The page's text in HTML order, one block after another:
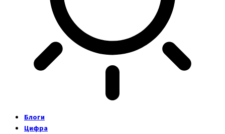
Блоги
Цифра